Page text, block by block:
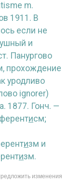
m.
1911. В
если не
и
Панургово
прохождение
уродливо
ignorer)
1877. Гонч. —
исм;
изм и
изм.
изменения